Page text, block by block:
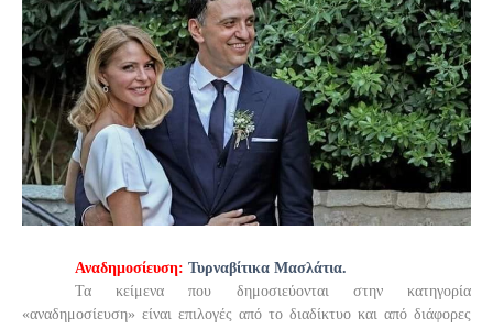
Αναδημοσίευση: Τυρναβίτικα Μασλάτια.
Τα κείμενα που δημοσιεύονται στην κατηγορία
«αναδημοσίευση» είναι επιλογές από το διαδίκτυο και από διάφορες